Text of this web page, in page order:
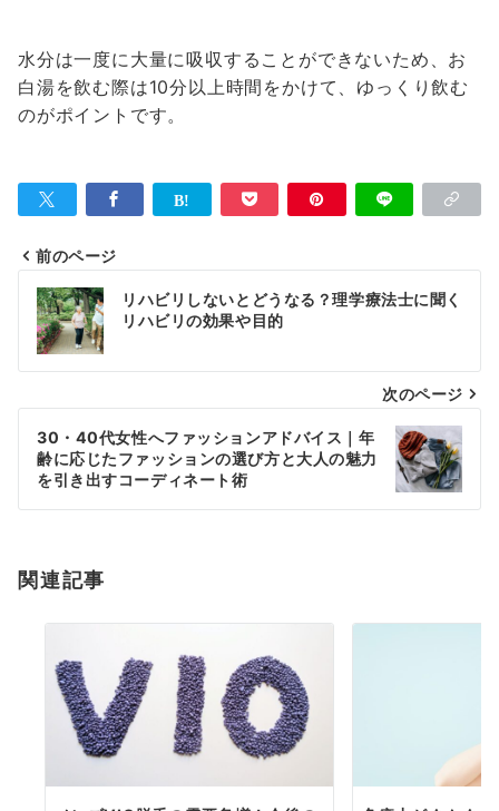
水分は一度に大量に吸収することができないため、お
白湯を飲む際は10分以上時間をかけて、ゆっくり飲む
のがポイントです。
投
稿
ナ
ビ
ゲ
ー
シ
ン
前のページ
リハビリしないとどうなる？理学療法士に聞く
リハビリの効果や目的
次のページ
30・40代女性へファッションアドバイス｜年
齢に応じたファッションの選び方と大人の魅力
を引き出すコーディネート術
関連記事